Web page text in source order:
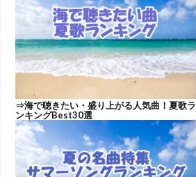
⇒海で聴きたい・盛り上がる人気曲！夏歌ラ
ンキングBest30選